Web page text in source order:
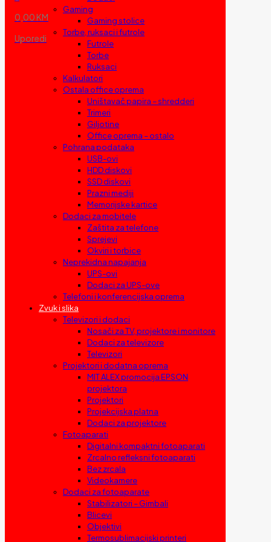
0,00 KM
Uporedi
Gaming
Gaming stolice
Torbe, ruksaci i futrole
Futrole
Torbe
Ruksaci
Kalkulatori
Ostala office oprema
Uništavač papira – shredderi
Trimeri
Giljotine
Office oprema – ostalo
Pohrana podataka
USB-ovi
HDD diskovi
SSD diskovi
Prazni mediji
Memorijske kartice
Dodaci za mobitele
Zaštita za telefone
Sprejevi
Okviri i torbice
Neprekidna napajanja
UPS-ovi
Dodaci za UPS-ove
Telefoni i konferencijska oprema
Zvuk i slika
Televizori i dodaci
Nosači za TV, projektore i monitore
Dodaci za televizore
Televizori
Projektori i dodatna oprema
MIT ALEX promocija EPSON
projektora
Projektori
Projekcijska platna
Dodaci za projektore
Fotoaparati
Digitalni kompaktni fotoaparati
Zrcalno refleksni fotoaparati
Bez zrcala
Videokamere
Dodaci za fotoaparate
Stabilizatori – Gimbali
Blicevi
Objektivi
Termosublimacijski printeri